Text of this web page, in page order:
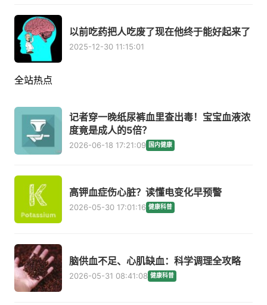
以前吃药把人吃废了现在他终于能好起来了
2025-12-30 11:15:01
全站热点
记者穿一晚纸尿裤血里查出毒！宝宝血液浓
度竟是成人的5倍？
2026-06-18 17:21:09 国内健康
高钾血症伤心脏？读懂电变化早预警
2026-05-30 17:01:16 健康科普
脑供血不足、心肌缺血：科学调理全攻略
2026-05-31 08:41:08 健康科普